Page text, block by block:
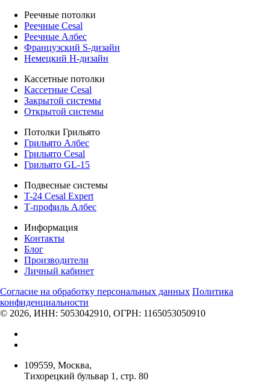
Реечные потолки
Реечные Cesal
Реечные Албес
Французский S-дизайн
Немецкий H-дизайн
Кассетные потолки
Кассетные Cesal
Закрытой системы
Открытой системы
Потолки Грильято
Грильято Албес
Грильято Cesal
Грильято GL-15
Подвесные системы
T-24 Cesal Expert
Т-профиль Албес
Информация
Контакты
Блог
Производители
Личный кабинет
Согласие на обработку персональных данных Политикa
конфиденциальности
© 2026, ИНН: 5053042910, ОГРН: 1165053050910
109559, Москва,
Тихорецкий бульвар 1, стр. 80